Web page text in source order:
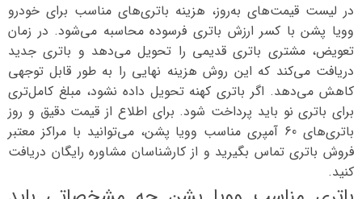
در لیست قیمت‌های به‌روز، هزینه باتری‌های مناسب برای خودرو
وویا پشن با کسر ارزش باتری فرسوده محاسبه می‌شود. در زمان
تعویض، مشتری باتری قدیمی را تحویل می‌دهد و باتری جدید
دریافت می‌کند که این روش هزینه نهایی را به طور قابل توجهی
کاهش می‌دهد. اگر باتری کهنه تحویل داده نشود، مبلغ کامل‌تری
برای باتری نو باید پرداخت شود. برای اطلاع از قیمت دقیق و روز
باتری‌های 60 آمپری مناسب وویا پشن، می‌توانید با مراکز معتبر
فروش باتری تماس بگیرید و از کارشناسان مشاوره رایگان دریافت
کنید.